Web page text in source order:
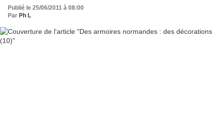
Publié le 25/06/2011 à 08:00
Par Ph L